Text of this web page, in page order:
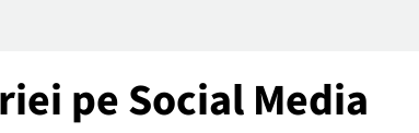
pe Social Media